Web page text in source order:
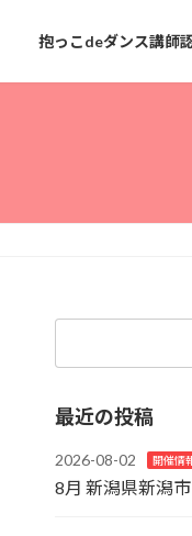
抱っこdeダンス講師
最近の投稿
2026-08-02 開催情
8月 新潟県新潟市